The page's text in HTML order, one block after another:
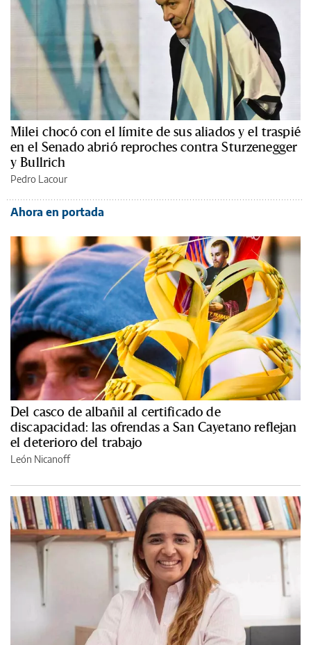
Milei chocó con el límite de sus aliados y el traspié
en el Senado abrió reproches contra Sturzenegger
y Bullrich
Pedro Lacour
Ahora en portada
Del casco de albañil al certificado de
discapacidad: las ofrendas a San Cayetano reflejan
el deterioro del trabajo
León Nicanoff